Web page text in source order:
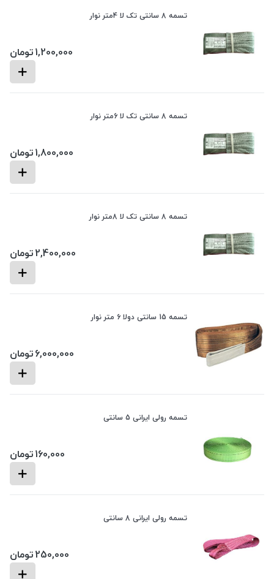
تسمه 8 سانتی تک لا 4متر نوار
1,200,000تومان
تسمه 8 سانتی تک لا 6متر نوار
1,800,000تومان
تسمه 8 سانتی تک لا 8متر نوار
2,400,000تومان
تسمه 15 سانتی دولا 6 متر نوار
6,000,000تومان
تسمه رولی ایرانی 5 سانتی
160,000تومان
تسمه رولی ایرانی 8 سانتی
250,000تومان